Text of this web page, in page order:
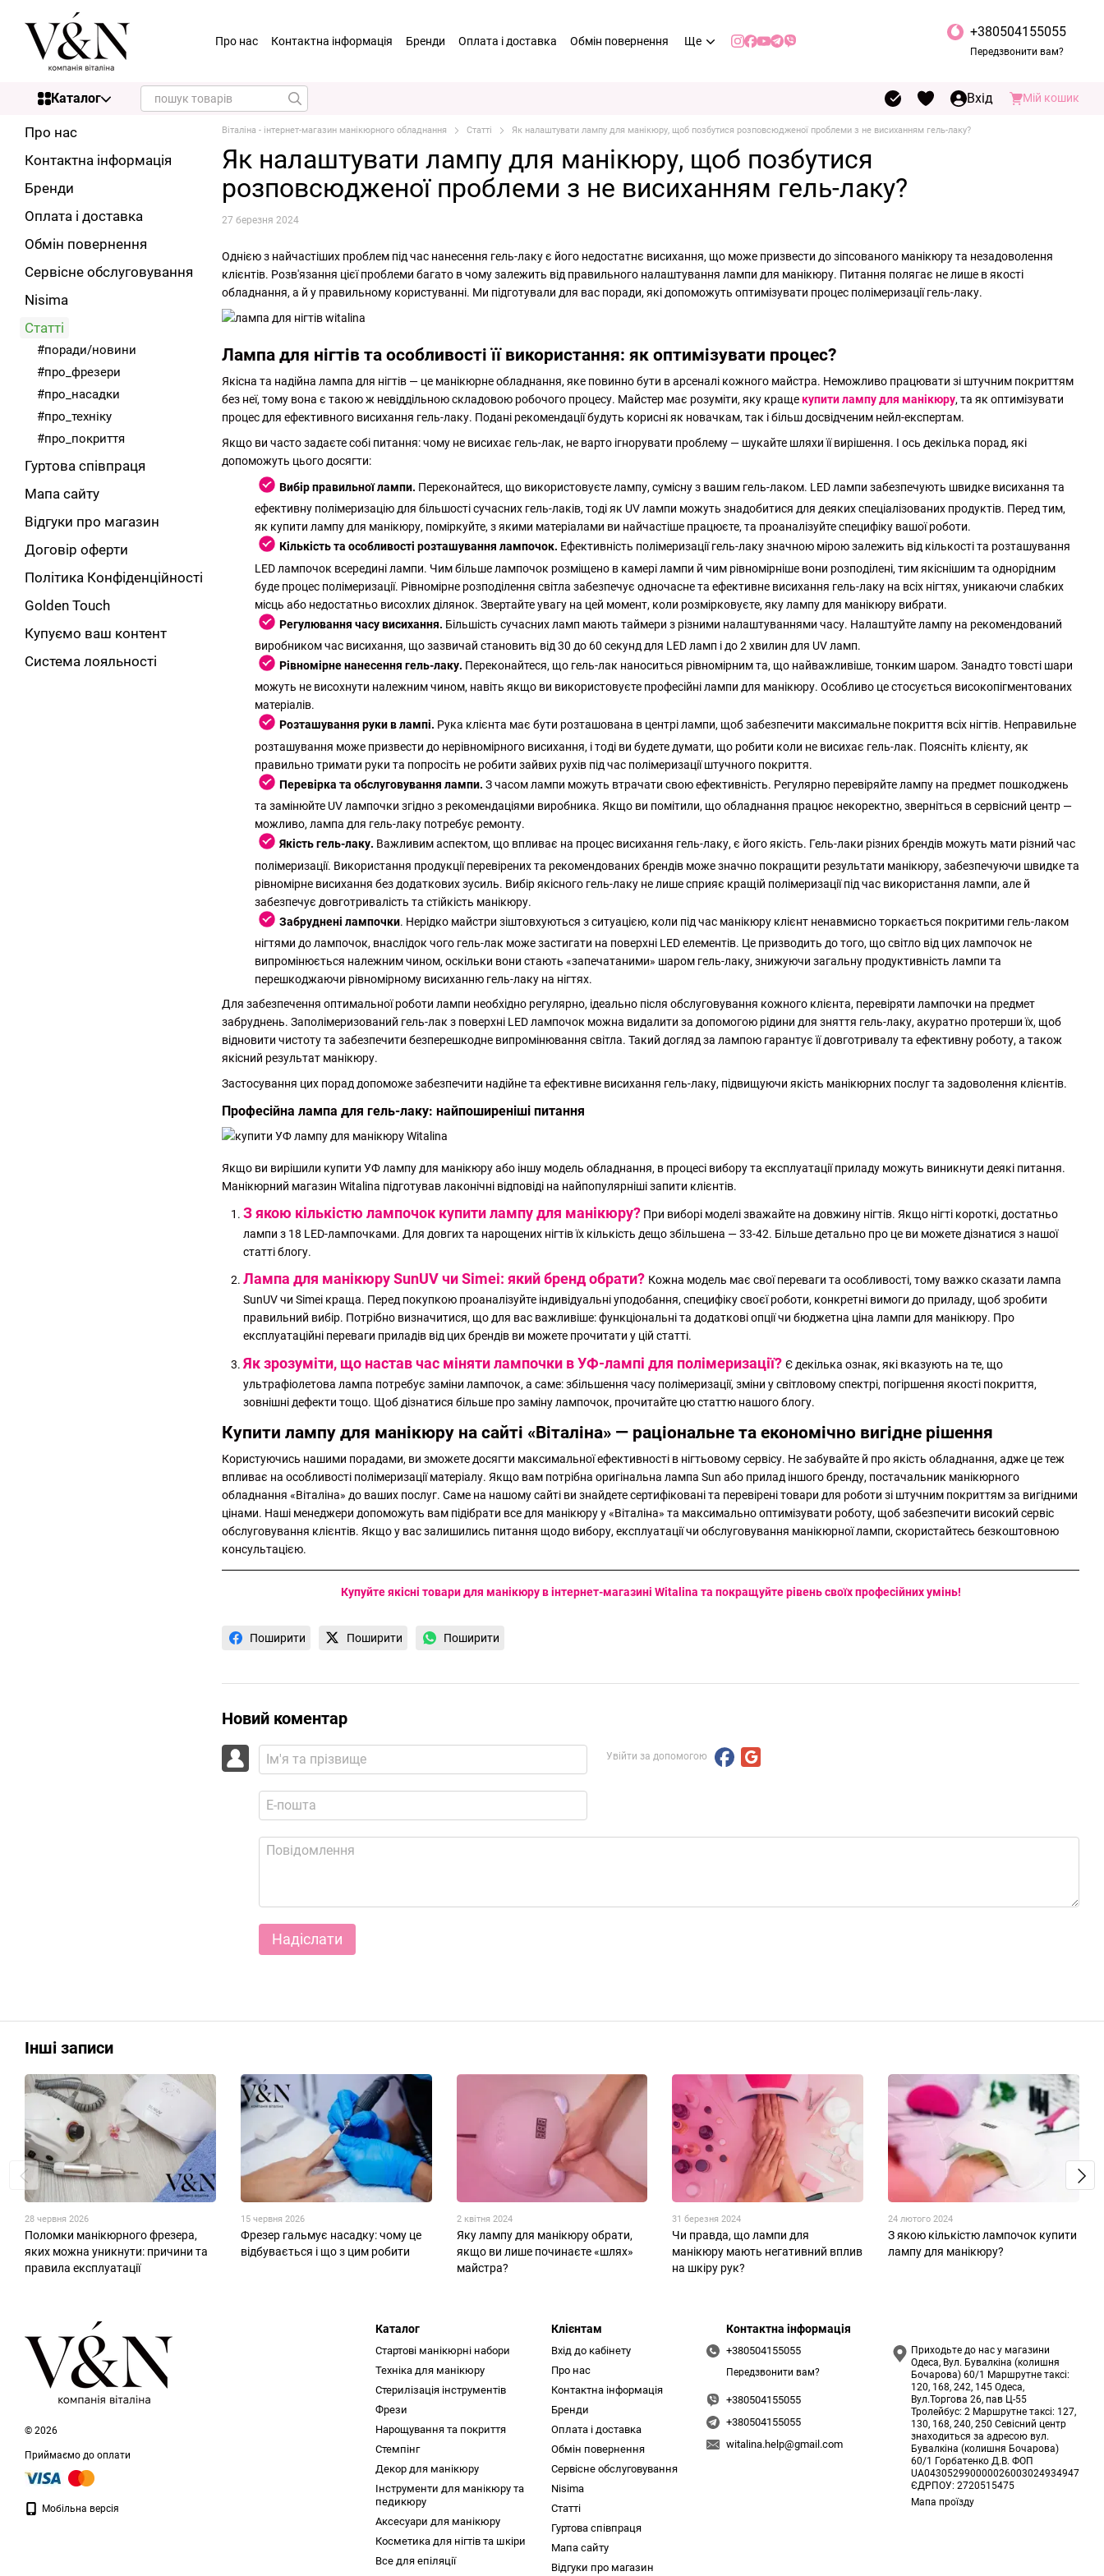
Перейти до основного контенту
Про нас Контактна інформація Бренди Оплата і доставка Обмін повернення Ще
+380504155055
Передзвонити вам?
Каталог Вхід Мій кошик
Віталіна - інтернет-магазин манікюрного обладнання Статті Як налаштувати лампу для манікюру, щоб позбутися розповсюдженої проблеми з не висиханням гель-лаку?
Як налаштувати лампу для манікюру, щоб позбутися
розповсюдженої проблеми з не висиханням гель-лаку?
27 березня 2024
Однією з найчастіших проблем під час нанесення гель-лаку є його недостатнє висихання, що може призвести до зіпсованого манікюру та незадоволення
клієнтів. Розв'язання цієї проблеми багато в чому залежить від правильного налаштування лампи для манікюру. Питання полягає не лише в якості
обладнання, а й у правильному користуванні. Ми підготували для вас поради, які допоможуть оптимізувати процес полімеризації гель-лаку.
Лампа для нігтів та особливості її використання: як оптимізувати процес?
Якісна та надійна лампа для нігтів — це манікюрне обладнання, яке повинно бути в арсеналі кожного майстра. Неможливо працювати зі штучним покриттям
без неї, тому вона є такою ж невіддільною складовою робочого процесу. Майстер має розуміти, яку кращекупити лампу для манікюру, та як оптимізувати
процес для ефективного висихання гель-лаку. Подані рекомендації будуть корисні як новачкам, так і більш досвідченим нейл-експертам.
Якщо ви часто задаєте собі питання: чому не висихає гель-лак, не варто ігнорувати проблему — шукайте шляхи її вирішення. І ось декілька порад, які
допоможуть цього досягти:
Вибір правильної лампи. Переконайтеся, що використовуєте лампу, сумісну з вашим гель-лаком. LED лампи забезпечують швидке висихання та
ефективну полімеризацію для більшості сучасних гель-лаків, тоді як UV лампи можуть знадобитися для деяких спеціалізованих продуктів. Перед тим,
як купити лампу для манікюру, поміркуйте, з якими матеріалами ви найчастіше працюєте, та проаналізуйте специфіку вашої роботи.
Кількість та особливості розташування лампочок. Ефективність полімеризації гель-лаку значною мірою залежить від кількості та розташування
LED лампочок всередині лампи. Чим більше лампочок розміщено в камері лампи й чим рівномірніше вони розподілені, тим якіснішим та однорідним
буде процес полімеризації. Рівномірне розподілення світла забезпечує одночасне та ефективне висихання гель-лаку на всіх нігтях, уникаючи слабких
місць або недостатньо висохлих ділянок. Звертайте увагу на цей момент, коли розмірковуєте, яку лампу для манікюру вибрати.
Регулювання часу висихання. Більшість сучасних ламп мають таймери з різними налаштуваннями часу. Налаштуйте лампу на рекомендований
виробником час висихання, що зазвичай становить від 30 до 60 секунд для LED ламп і до 2 хвилин для UV ламп.
Рівномірне нанесення гель-лаку. Переконайтеся, що гель-лак наноситься рівномірним та, що найважливіше, тонким шаром. Занадто товсті шари
можуть не висохнути належним чином, навіть якщо ви використовуєте професійні лампи для манікюру. Особливо це стосується високопігментованих
матеріалів.
Розташування руки в лампі. Рука клієнта має бути розташована в центрі лампи, щоб забезпечити максимальне покриття всіх нігтів. Неправильне
розташування може призвести до нерівномірного висихання, і тоді ви будете думати, що робити коли не висихає гель-лак. Поясніть клієнту, як
правильно тримати руки та попросіть не робити зайвих рухів під час полімеризації штучного покриття.
Перевірка та обслуговування лампи. З часом лампи можуть втрачати свою ефективність. Регулярно перевіряйте лампу на предмет пошкоджень
та замінюйте UV лампочки згідно з рекомендаціями виробника. Якщо ви помітили, що обладнання працює некоректно, зверніться в сервісний центр —
можливо, лампа для гель-лаку потребує ремонту.
Якість гель-лаку. Важливим аспектом, що впливає на процес висихання гель-лаку, є його якість. Гель-лаки різних брендів можуть мати різний час
полімеризації. Використання продукції перевірених та рекомендованих брендів може значно покращити результати манікюру, забезпечуючи швидке та
рівномірне висихання без додаткових зусиль. Вибір якісного гель-лаку не лише сприяє кращій полімеризації під час використання лампи, але й
забезпечує довготривалість та стійкість манікюру.
Забруднені лампочки. Нерідко майстри зіштовхуються з ситуацією, коли під час манікюру клієнт ненавмисно торкається покритими гель-лаком
нігтями до лампочок, внаслідок чого гель-лак може застигати на поверхні LED елементів. Це призводить до того, що світло від цих лампочок не
випромінюється належним чином, оскільки вони стають «запечатаними» шаром гель-лаку, знижуючи загальну продуктивність лампи та
перешкоджаючи рівномірному висиханню гель-лаку на нігтях.
Для забезпечення оптимальної роботи лампи необхідно регулярно, ідеально після обслуговування кожного клієнта, перевіряти лампочки на предмет
забруднень. Заполімеризований гель-лак з поверхні LED лампочок можна видалити за допомогою рідини для зняття гель-лаку, акуратно протерши їх, щоб
відновити чистоту та забезпечити безперешкодне випромінювання світла. Такий догляд за лампою гарантує її довготривалу та ефективну роботу, а також
якісний результат манікюру.
Застосування цих порад допоможе забезпечити надійне та ефективне висихання гель-лаку, підвищуючи якість манікюрних послуг та задоволення клієнтів.
Професійна лампа для гель-лаку: найпоширеніші питання
Якщо ви вирішили купити УФ лампу для манікюру або іншу модель обладнання, в процесі вибору та експлуатації приладу можуть виникнути деякі питання.
Манікюрний магазин Witalina підготував лаконічні відповіді на найпопулярніші запити клієнтів.
З якою кількістю лампочок купити лампу для манікюру? При виборі моделі зважайте на довжину нігтів. Якщо нігті короткі, достатньо
лампи з 18 LED-лампочками. Для довгих та нарощених нігтів їх кількість дещо збільшена — 33-42. Більше детально про це ви можете дізнатися з нашої
статтіблогу.
Лампа для манікюру SunUV чи Simei: який бренд обрати? Кожна модель має свої переваги та особливості, тому важко сказати лампа
SunUV чи Simei краща. Перед покупкою проаналізуйте індивідуальні уподобання, специфіку своєї роботи, конкретні вимоги до приладу, щоб зробити
правильний вибір. Потрібно визначитися, що для вас важливіше: функціональні та додаткові опції чи бюджетна ціна лампи для манікюру. Про
експлуатаційні переваги приладів від цих брендів ви можете прочитати у цій статті.
Як зрозуміти, що настав час міняти лампочки в УФ-лампі для полімеризації? Є декілька ознак, які вказують на те, що
ультрафіолетова лампа потребує заміни лампочок, а саме: збільшення часу полімеризації, зміни у світловому спектрі, погіршення якості покриття,
зовнішні дефекти тощо. Щоб дізнатися більше про заміну лампочок, прочитайте цюстаттю нашого блогу.
Купити лампу для манікюру на сайті «Віталіна» — раціональне та економічно вигідне рішення
Користуючись нашими порадами, ви зможете досягти максимальної ефективності в нігтьовому сервісу. Не забувайте й про якість обладнання, адже це теж
впливає на особливості полімеризації матеріалу. Якщо вам потрібна оригінальна лампа Sun або прилад іншого бренду, постачальник манікюрного
обладнання «Віталіна» до ваших послуг. Саме на нашому сайті ви знайдете сертифіковані та перевірені товари для роботи зі штучним покриттям за вигідними
цінами. Наші менеджери допоможуть вам підібрати все для манікюру у «Віталіна» та максимально оптимізувати роботу, щоб забезпечити високий сервіс
обслуговування клієнтів. Якщо у вас залишились питання щодо вибору, експлуатації чи обслуговування манікюрної лампи, скористайтесь безкоштовною
консультацією.
Купуйте якісні товари для манікюру в інтернет-магазині Witalina та покращуйте рівень своїх професійних умінь!
Поширити Поширити Поширити
Новий коментар
Увійти за допомогою
Надіслати
Про нас
Контактна інформація
Бренди
Оплата і доставка
Обмін повернення
Сервісне обслуговування
Nisima
Статті
#поради/новини
#про_фрезери
#про_насадки
#про_техніку
#про_покриття
Гуртова співпраця
Мапа сайту
Відгуки про магазин
Договір оферти
Політика Конфіденційності
Golden Touch
Купуємо ваш контент
Система лояльності
Інші записи
28 червня 2026
Поломки манікюрного фрезера,
яких можна уникнути: причини та
правила експлуатації
15 червня 2026
Фрезер гальмує насадку: чому це
відбувається і що з цим робити
2 квітня 2024
Яку лампу для манікюру обрати,
якщо ви лише починаєте «шлях»
майстра?
31 березня 2024
Чи правда, що лампи для
манікюру мають негативний вплив
на шкіру рук?
24 лютого 2024
З якою кількістю лампочок купити
лампу для манікюру?
© 2026
Приймаємо до оплати
Мобільна версія
Каталог
Стартові манікюрні набори
Техніка для манікюру
Стерилізація інструментів
Фрези
Нарощування та покриття
Стемпінг
Декор для манікюру
Інструменти для манікюру та
педикюру
Аксесуари для манікюру
Косметика для нігтів та шкіри
Все для епіляції
Клієнтам
Вхід до кабінету
Про нас
Контактна інформація
Бренди
Оплата і доставка
Обмін повернення
Сервісне обслуговування
Nisima
Статті
Гуртова співпраця
Мапа сайту
Відгуки про магазин
Контактна інформація
+380504155055
Передзвонити вам?
+380504155055
+380504155055
witalina.help@gmail.com
Приходьте до нас у магазини
Одеса, Вул. Бувалкіна (колишня
Бочарова) 60/1 Маршрутне таксі:
120, 168, 242, 145 Одеса,
Вул.Торгова 26, пав Ц-55
Тролейбус: 2 Маршрутне таксі: 127,
130, 168, 240, 250 Севісний центр
знаходиться за адресою вул.
Бувалкіна (колишня Бочарова)
60/1 Горбатенко Д.В. ФОП
UA043052990000026003024934947
ЄДРПОУ: 2720515475
Мапа проїзду